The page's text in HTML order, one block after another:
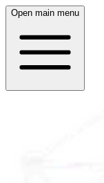
Open main menu